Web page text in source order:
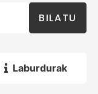
BILATU
Laburdurak